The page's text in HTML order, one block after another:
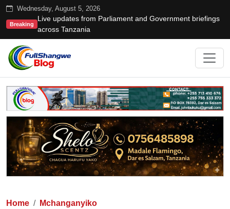
Wednesday, August 5, 2026
Breaking
Live updates from Parliament and Government briefings
across Tanzania
Home Mchanganyiko